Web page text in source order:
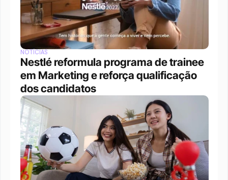
NOTÍCIAS
Nestlé reformula programa de trainee
em Marketing e reforça qualificação
dos candidatos